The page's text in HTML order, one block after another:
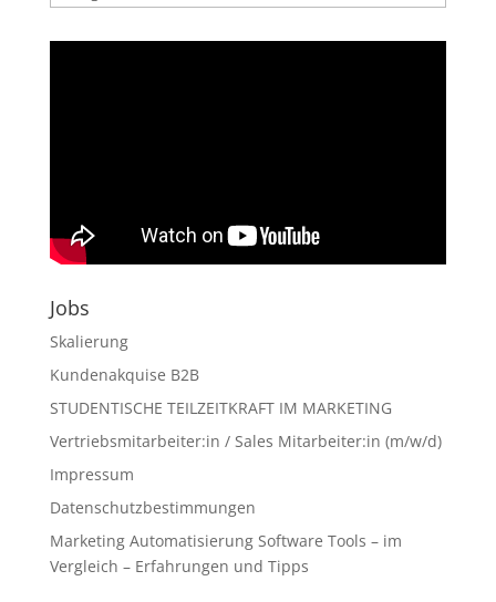
der
Artikel
Jobs
Skalierung
Kundenakquise B2B
STUDENTISCHE TEILZEITKRAFT IM MARKETING
Vertriebsmitarbeiter:in / Sales Mitarbeiter:in (m/w/d)
Impressum
Datenschutzbestimmungen
Marketing Automatisierung Software Tools – im
Vergleich – Erfahrungen und Tipps